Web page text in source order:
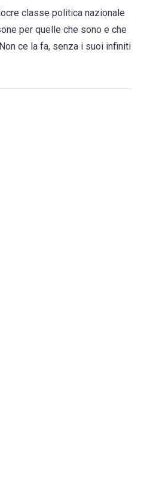
Zan,
torniamo
di
classe politica nazionale
per quelle che sono e che
ce la fa, senza i suoi infiniti